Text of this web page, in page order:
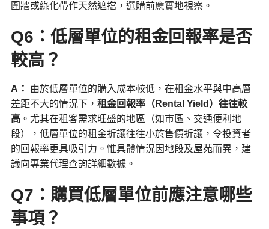
圍牆或綠化帶作天然遮擋，選購前應實地視察。
Q6：低層單位的租金回報率是否
較高？
A ：
由於低層單位的購入成本較低，在租金水平與中高層
差距不大的情況下， 租金回報率（ Rental Yield ）往往較
高。尤其在租客需求旺盛的地區（如市區、交通便利地
段），低層單位的租金折讓往往小於售價折讓，令投資者
的回報率更具吸引力。惟具體情況因地段及屋苑而異，建
議向專業代理查詢詳細數據。
Q7：購買低層單位前應注意哪些
事項？